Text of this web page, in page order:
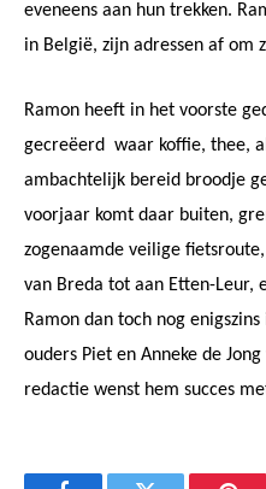
eveneens aan hun trekken.
in België, zijn adressen af om
Ramon heeft in het voorste
gecreëerd waar koffie, thee,
ambachtelijk bereid broodje
voorjaar komt daar buiten,
zogenaamde veilige
van Breda tot aan Etten-Leur,
Ramon dan toch nog
ouders Piet en Anneke de
redactie wenst hem succes